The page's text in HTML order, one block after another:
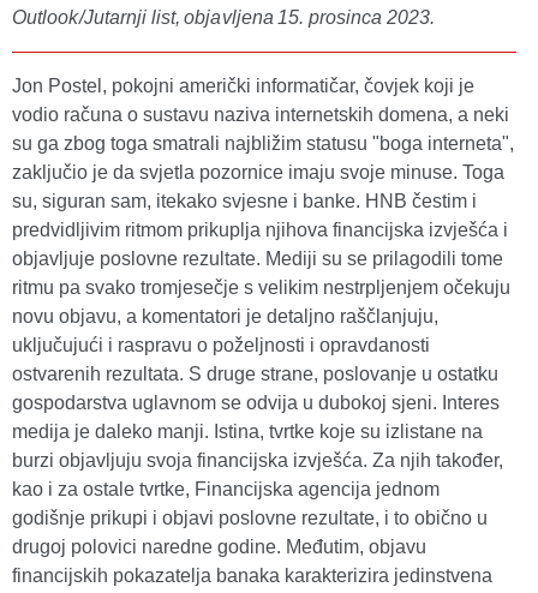
Outlook/Jutarnji list, objavljena 15. prosinca 2023.
Jon Postel, pokojni američki informatičar, čovjek koji je
vodio računa o sustavu naziva internetskih domena, a neki
su ga zbog toga smatrali najbližim statusu "boga interneta",
zaključio je da svjetla pozornice imaju svoje minuse. Toga
su, siguran sam, itekako svjesne i banke. HNB čestim i
predvidljivim ritmom prikuplja njihova financijska izvješća i
objavljuje poslovne rezultate. Mediji su se prilagodili tome
ritmu pa svako tromjesečje s velikim nestrpljenjem očekuju
novu objavu, a komentatori je detaljno raščlanjuju,
uključujući i raspravu o poželjnosti i opravdanosti
ostvarenih rezultata. S druge strane, poslovanje u ostatku
gospodarstva uglavnom se odvija u dubokoj sjeni. Interes
medija je daleko manji. Istina, tvrtke koje su izlistane na
burzi objavljuju svoja financijska izvješća. Za njih također,
kao i za ostale tvrtke, Financijska agencija jednom
godišnje prikupi i objavi poslovne rezultate, i to obično u
drugoj polovici naredne godine. Međutim, objavu
financijskih pokazatelja banaka karakterizira jedinstvena